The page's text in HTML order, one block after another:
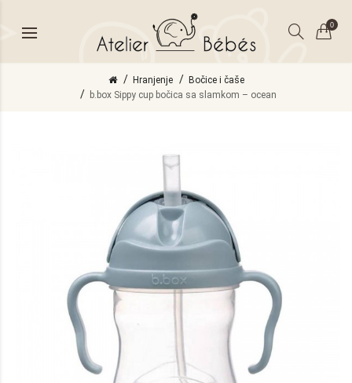
0
Hranjenje
Bočice i čaše
b.box Sippy cup bočica sa slamkom – ocean